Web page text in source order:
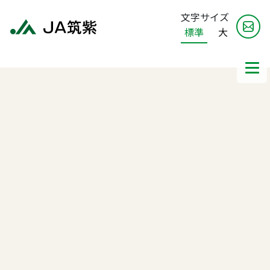
文字サイズ
標準
大